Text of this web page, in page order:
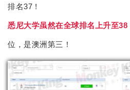
排名37！
悉尼大学虽然在全球排名上升至38
位，是澳洲第三！